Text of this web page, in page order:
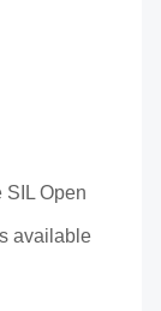
SIL Open
available